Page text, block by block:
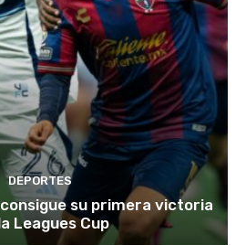
DEPORTES
su primera victoria
Leagues Cup